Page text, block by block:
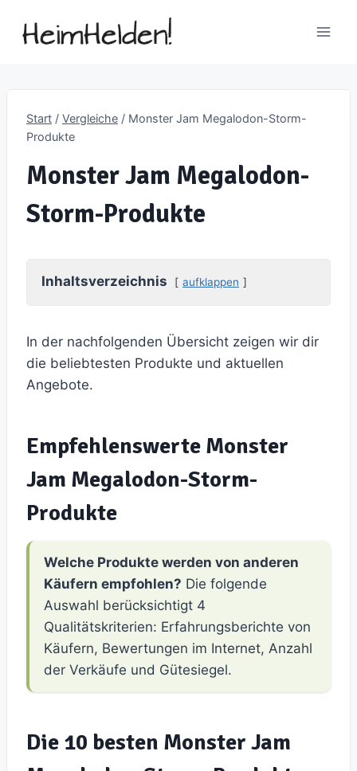
Inhalt
Start / Vergleiche / Monster Jam Megalodon-Storm-
Produkte
Monster Jam Megalodon-
Storm-Produkte
Inhaltsverzeichnis aufklappen
In der nachfolgenden Übersicht zeigen wir dir
die beliebtesten Produkte und aktuellen
Angebote.
Empfehlenswerte Monster
Jam Megalodon-Storm-
Produkte
Welche Produkte werden von anderen
Käufern empfohlen? Die folgende
Auswahl berücksichtigt 4
Qualitätskriterien: Erfahrungsberichte von
Käufern, Bewertungen im Internet, Anzahl
der Verkäufe und Gütesiegel.
Die 10 besten Monster Jam